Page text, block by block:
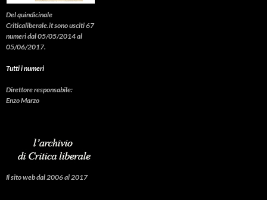
Del quindicinale
Criticaliberale.it sono usciti 67
numeri dal 05/05/2014 al
05/06/2017.
Tutti i numeri
Direttore responsabile:
Enzo Marzo
Il sito web dal 2006 al 2017